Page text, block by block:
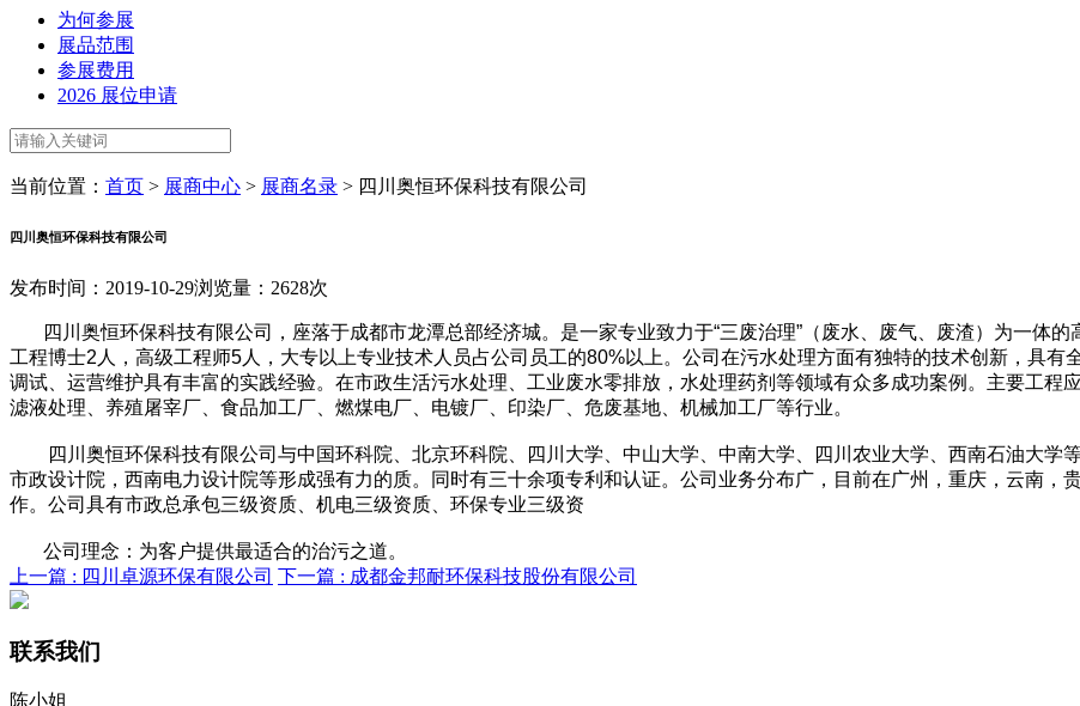
为何参展
展品范围
参展费用
2026 展位申请
当前位置： 首页 > 展商中心 > 展商名录 > 四川奥恒环保科技有限公司
四川奥恒环保科技有限公司
发布时间：2019-10-29浏览量：2628次
四川奥恒环保科技有限公司，座落于成都市龙潭总部经济城。是一家专业致力于“三废治理”（废水、废气、废渣）为一体
工程博士2人，高级工程师5人，大专以上专业技术人员占公司员工的80%以上。公司在污水处理方面有独特的技术创新，具
调试、运营维护具有丰富的实践经验。在市政生活污水处理、工业废水零排放，水处理药剂等领域有众多成功案例。主要工程
滤液处理、养殖屠宰厂、食品加工厂、燃煤电厂、电镀厂、印染厂、危废基地、机械加工厂等行业。
四川奥恒环保科技有限公司与中国环科院、北京环科院、四川大学、中山大学、中南大学、四川农业大学、西南石油大
市政设计院，西南电力设计院等形成强有力的质。同时有三十余项专利和认证。公司业务分布广，目前在广州，重庆，云南，
作。公司具有市政总承包三级资质、机电三级资质、环保专业三级资
公司理念：为客户提供最适合的治污之道。
上一篇 : 四川卓源环保有限公司 下一篇 : 成都金邦耐环保科技股份有限公司
联系我们
陈小姐